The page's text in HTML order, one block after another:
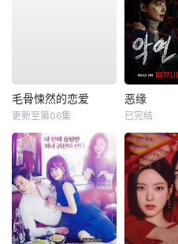
毛骨悚然的恋爱
更新至第06集
恶缘
已完结